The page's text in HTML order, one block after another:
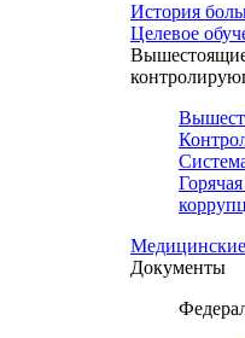
История
Целевое
Документы